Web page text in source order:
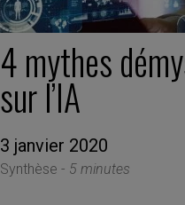
4 mythes
sur l’IA
3 janvier 2020
Synthèse - 5 minutes